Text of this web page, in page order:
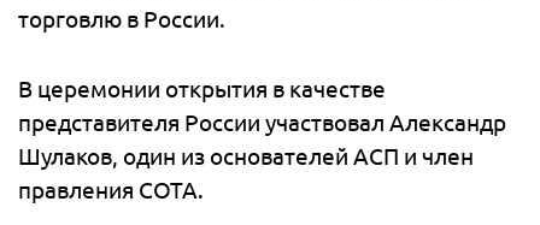
торговлю в России.
В церемонии открытия в качестве
представителя России участвовал Александр
Шулаков, один из основателей АСП и член
правления СОТА.